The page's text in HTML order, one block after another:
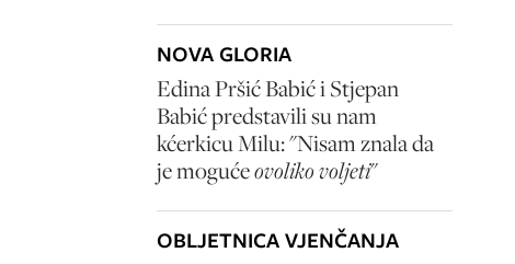
NOVA GLORIA
Edina Pršić Babić i Stjepan
Babić predstavili su nam
kćerkicu Milu: "Nisam znala da
je mogućeovoliko voljeti"
OBLJETNICA VJENČANJA